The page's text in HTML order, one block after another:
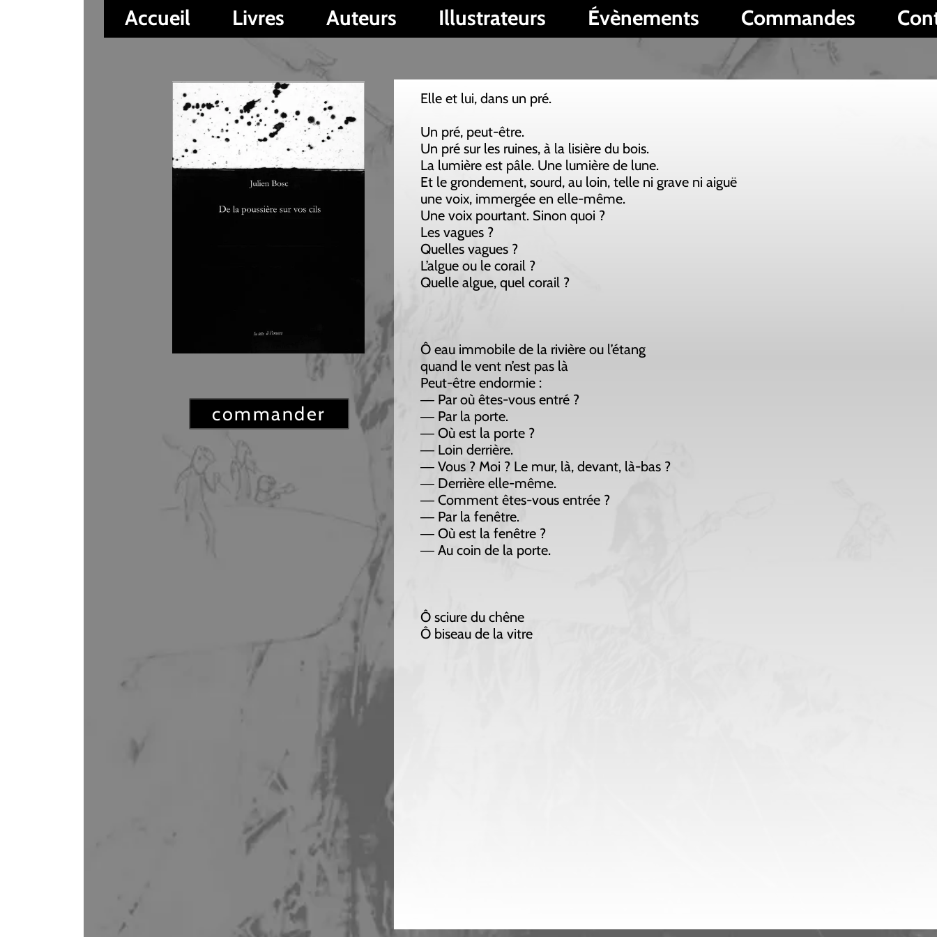
Livres Auteurs Illustrateurs Évènements Commandes Contact
Elle et lui, dans un pré.
Un pré, peut-être.
Un pré sur les ruines, à la lisière du bois.
La lumière est pâle. Une lumière de lune.
Et le grondement, sourd, au loin, telle ni grave ni aiguë
une voix, immergée en elle-même.
Une voix pourtant. Sinon quoi ?
Quelles vagues ?
L’algue ou le corail ?
Quelle algue, quel corail ?
Ô eau immobile de la rivière ou l’étang
quand le vent n’est pas là
Peut-être endormie :
― Par où êtes-vous entré ?
― Par la porte.
― Où est la porte ?
― Loin derrière.
― Vous ? Moi ? Le mur, là, devant, là-bas ?
― Derrière elle-même.
― Comment êtes-vous entrée ?
― Par la fenêtre.
― Où est la fenêtre ?
― Au coin de la porte.
Ô sciure du chêne
Ô biseau de la vitre
commander